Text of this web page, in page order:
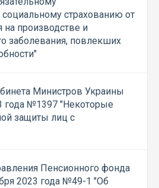
социальному страхованию от
на производстве и
заболевания, повлекших
Министров Украины
года №1397 "Некоторые
защиты лиц с
Пенсионного фонда
2023 года №49-1 "Об